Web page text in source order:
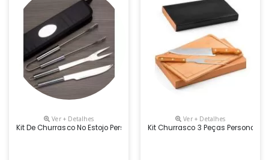
Ver + Detalhes
Kit De Churrasco No Estojo Personalizado
Ver + Detalhes
Kit Churrasco 3 Peças